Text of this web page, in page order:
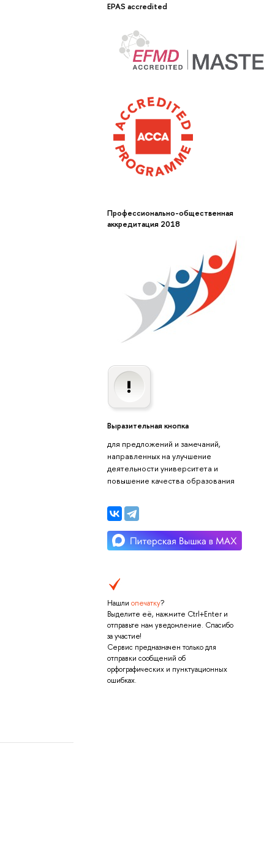
EPAS accredited
Профессионально-общественная
аккредитация 2018
Выразительная кнопка
для предложений и замечаний,
направленных на улучшение
деятельности университета и
повышение качества образования
Нашли опечатку?
Выделите её, нажмите Ctrl+Enter и
отправьте нам уведомление. Спасибо
за участие!
Сервис предназначен только для
отправки сообщений об
орфографических и пунктуационных
ошибках.